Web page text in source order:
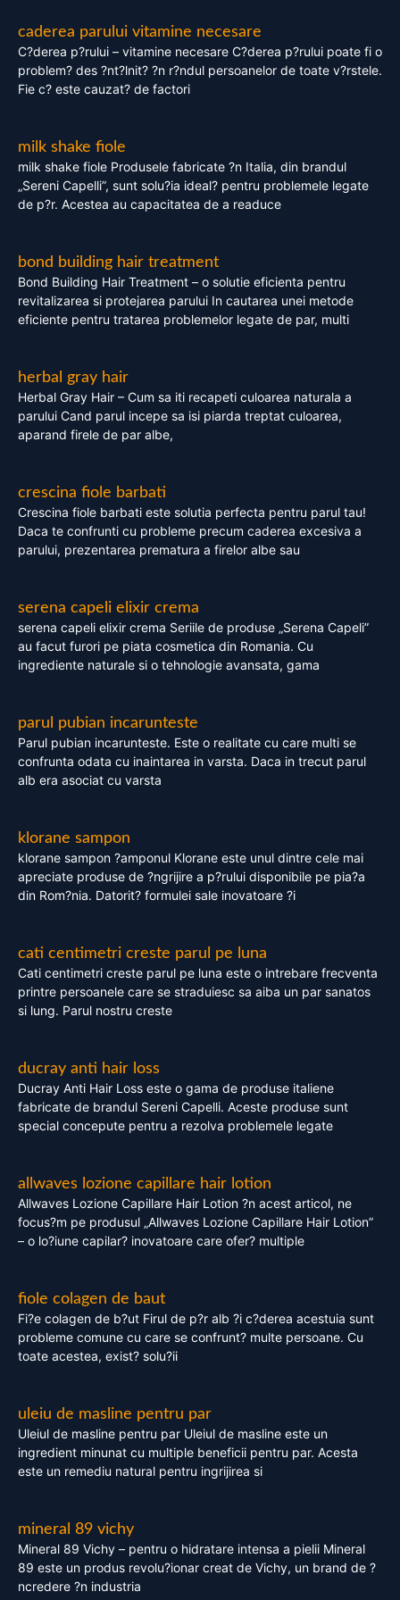
caderea parului vitamine necesare
C?derea p?rului – vitamine necesare C?derea p?rului poate fi o
problem? des ?nt?lnit? ?n r?ndul persoanelor de toate v?rstele.
Fie c? este cauzat? de factori
milk shake fiole
milk shake fiole Produsele fabricate ?n Italia, din brandul
„Sereni Capelli”, sunt solu?ia ideal? pentru problemele legate
de p?r. Acestea au capacitatea de a readuce
bond building hair treatment
Bond Building Hair Treatment – o solutie eficienta pentru
revitalizarea si protejarea parului In cautarea unei metode
eficiente pentru tratarea problemelor legate de par, multi
herbal gray hair
Herbal Gray Hair – Cum sa iti recapeti culoarea naturala a
parului Cand parul incepe sa isi piarda treptat culoarea,
aparand firele de par albe,
crescina fiole barbati
Crescina fiole barbati este solutia perfecta pentru parul tau!
Daca te confrunti cu probleme precum caderea excesiva a
parului, prezentarea prematura a firelor albe sau
serena capeli elixir crema
serena capeli elixir crema Seriile de produse „Serena Capeli”
au facut furori pe piata cosmetica din Romania. Cu
ingrediente naturale si o tehnologie avansata, gama
parul pubian incarunteste
Parul pubian incarunteste. Este o realitate cu care multi se
confrunta odata cu inaintarea in varsta. Daca in trecut parul
alb era asociat cu varsta
klorane sampon
klorane sampon ?amponul Klorane este unul dintre cele mai
apreciate produse de ?ngrijire a p?rului disponibile pe pia?a
din Rom?nia. Datorit? formulei sale inovatoare ?i
cati centimetri creste parul pe luna
Cati centimetri creste parul pe luna este o intrebare frecventa
printre persoanele care se straduiesc sa aiba un par sanatos
si lung. Parul nostru creste
ducray anti hair loss
Ducray Anti Hair Loss este o gama de produse italiene
fabricate de brandul Sereni Capelli. Aceste produse sunt
special concepute pentru a rezolva problemele legate
allwaves lozione capillare hair lotion
Allwaves Lozione Capillare Hair Lotion ?n acest articol, ne
focus?m pe produsul „Allwaves Lozione Capillare Hair Lotion”
– o lo?iune capilar? inovatoare care ofer? multiple
fiole colagen de baut
Fi?e colagen de b?ut Firul de p?r alb ?i c?derea acestuia sunt
probleme comune cu care se confrunt? multe persoane. Cu
toate acestea, exist? solu?ii
uleiu de masline pentru par
Uleiul de masline pentru par Uleiul de masline este un
ingredient minunat cu multiple beneficii pentru par. Acesta
este un remediu natural pentru ingrijirea si
mineral 89 vichy
Mineral 89 Vichy – pentru o hidratare intensa a pielii Mineral
89 este un produs revolu?ionar creat de Vichy, un brand de ?
ncredere ?n industria